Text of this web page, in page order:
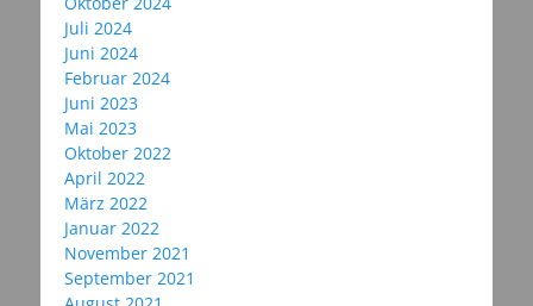
Juli 2024
Juni 2024
Februar 2024
Juni 2023
Mai 2023
Oktober 2022
April 2022
März 2022
Januar 2022
November 2021
September 2021